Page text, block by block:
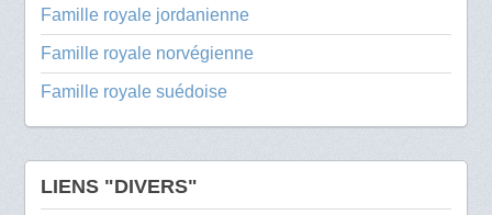
Famille royale jordanienne
Famille royale norvégienne
Famille royale suédoise
LIENS "DIVERS"